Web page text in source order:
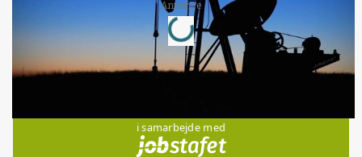
Annonce
Loading...
i samarbejde med